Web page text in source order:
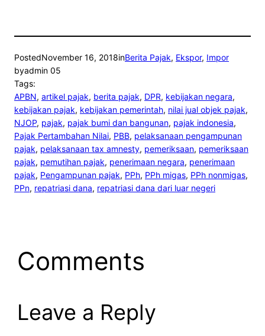
PostedNovember 16, 2018inBerita Pajak, Ekspor, Impor
byadmin 05
Tags:
APBN, artikel pajak, berita pajak, DPR, kebijakan negara
kebijakan pajak, kebijakan pemerintah, nilai jual objek pajak
NJOP, pajak, pajak bumi dan bangunan, pajak indonesia
Pajak Pertambahan Nilai, PBB, pelaksanaan pengampunan
pajak, pelaksanaan tax amnesty, pemeriksaan, pemeriksaan
pajak, pemutihan pajak, penerimaan negara, penerimaan
pajak, Pengampunan pajak, PPh, PPh migas, PPh nonmigas
PPn, repatriasi dana, repatriasi dana dari luar negeri
Comments
Leave a Reply